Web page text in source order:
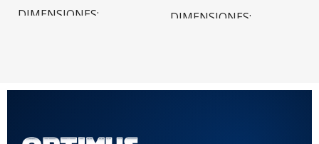
DIMENSIONES DIMENSIONES
COLOR